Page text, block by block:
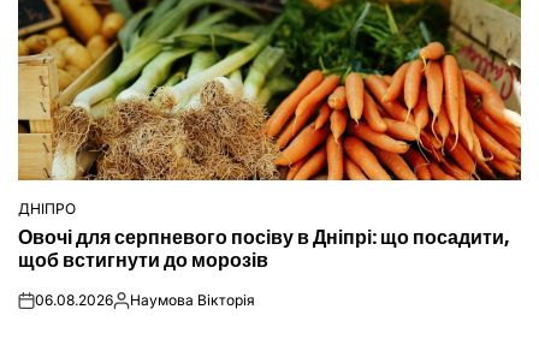
ОПУБЛІКУВАТИ
У
ДНІПРО
Овочі для серпневого посіву в Дніпрі: що посадити,
щоб встигнути до морозів
on06.08.2026Опубліковано
Наумова Вікторія